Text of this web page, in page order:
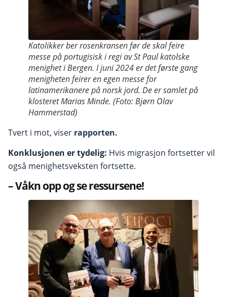
Katolikker ber rosenkransen før de skal feire
messe på portugisisk i regi av St Paul katolske
menighet i Bergen. I juni 2024 er det første gang
menigheten feirer en egen messe for
latinamerikanere på norsk jord. De er samlet på
klosteret Marias Minde. (Foto: Bjørn Olav
Hammerstad)
Tvert i mot, viser rapporten.
Konklusjonen er tydelig: Hvis migrasjon fortsetter vil
også menighetsveksten fortsette.
– Våkn opp og se ressursene!